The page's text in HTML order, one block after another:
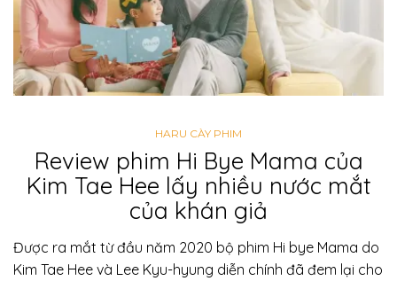
HARU CÀY PHIM
Review phim Hi Bye Mama của
Kim Tae Hee lấy nhiều nước mắt
của khán giả
Được ra mắt từ đầu năm 2020 bộ phim Hi bye Mama do
Kim Tae Hee và Lee Kyu-hyung diễn chính đã đem lại cho